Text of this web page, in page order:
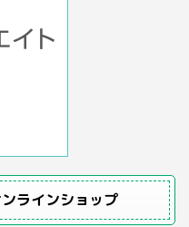
ラインショップ